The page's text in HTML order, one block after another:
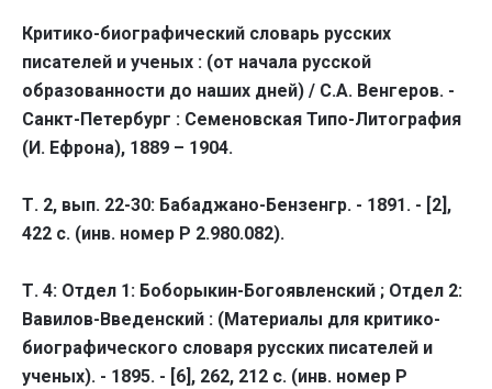
Критико-биографический словарь русских
писателей и ученых : (от начала русской
образованности до наших дней) / С.А. Венгеров. -
Санкт-Петербург : Семеновская Типо-Литография
(И. Ефрона), 1889 – 1904.
Т. 2, вып. 22-30: Бабаджано-Бензенгр. - 1891. - [2],
422 с. (инв. номер Р 2.980.082).
Т. 4: Отдел 1: Боборыкин-Богоявленский ; Отдел 2:
Вавилов-Введенский : (Материалы для критико-
биографического словаря русских писателей и
ученых). - 1895. - [6], 262, 212 c. (инв. номер Р